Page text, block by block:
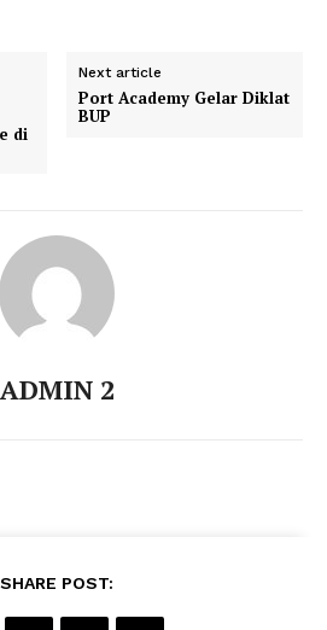
di
Next article
Port Academy Gelar Diklat
BUP
ADMIN 2
SHARE POST: